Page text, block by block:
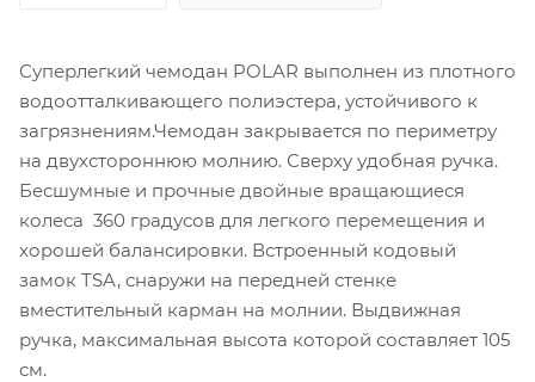
Суперлегкий чемодан POLAR выполнен из плотного
водоотталкивающего полиэстера, устойчивого к
загрязнениям.Чемодан закрывается по периметру
на двухстороннюю молнию. Сверху удобная ручка.
Бесшумные и прочные двойные вращающиеся
колеса 360 градусов для легкого перемещения и
хорошей балансировки. Встроенный кодовый
замок TSA, снаружи на передней стенке
вместительный карман на молнии. Выдвижная
ручка, максимальная высота которой составляет 105
см.